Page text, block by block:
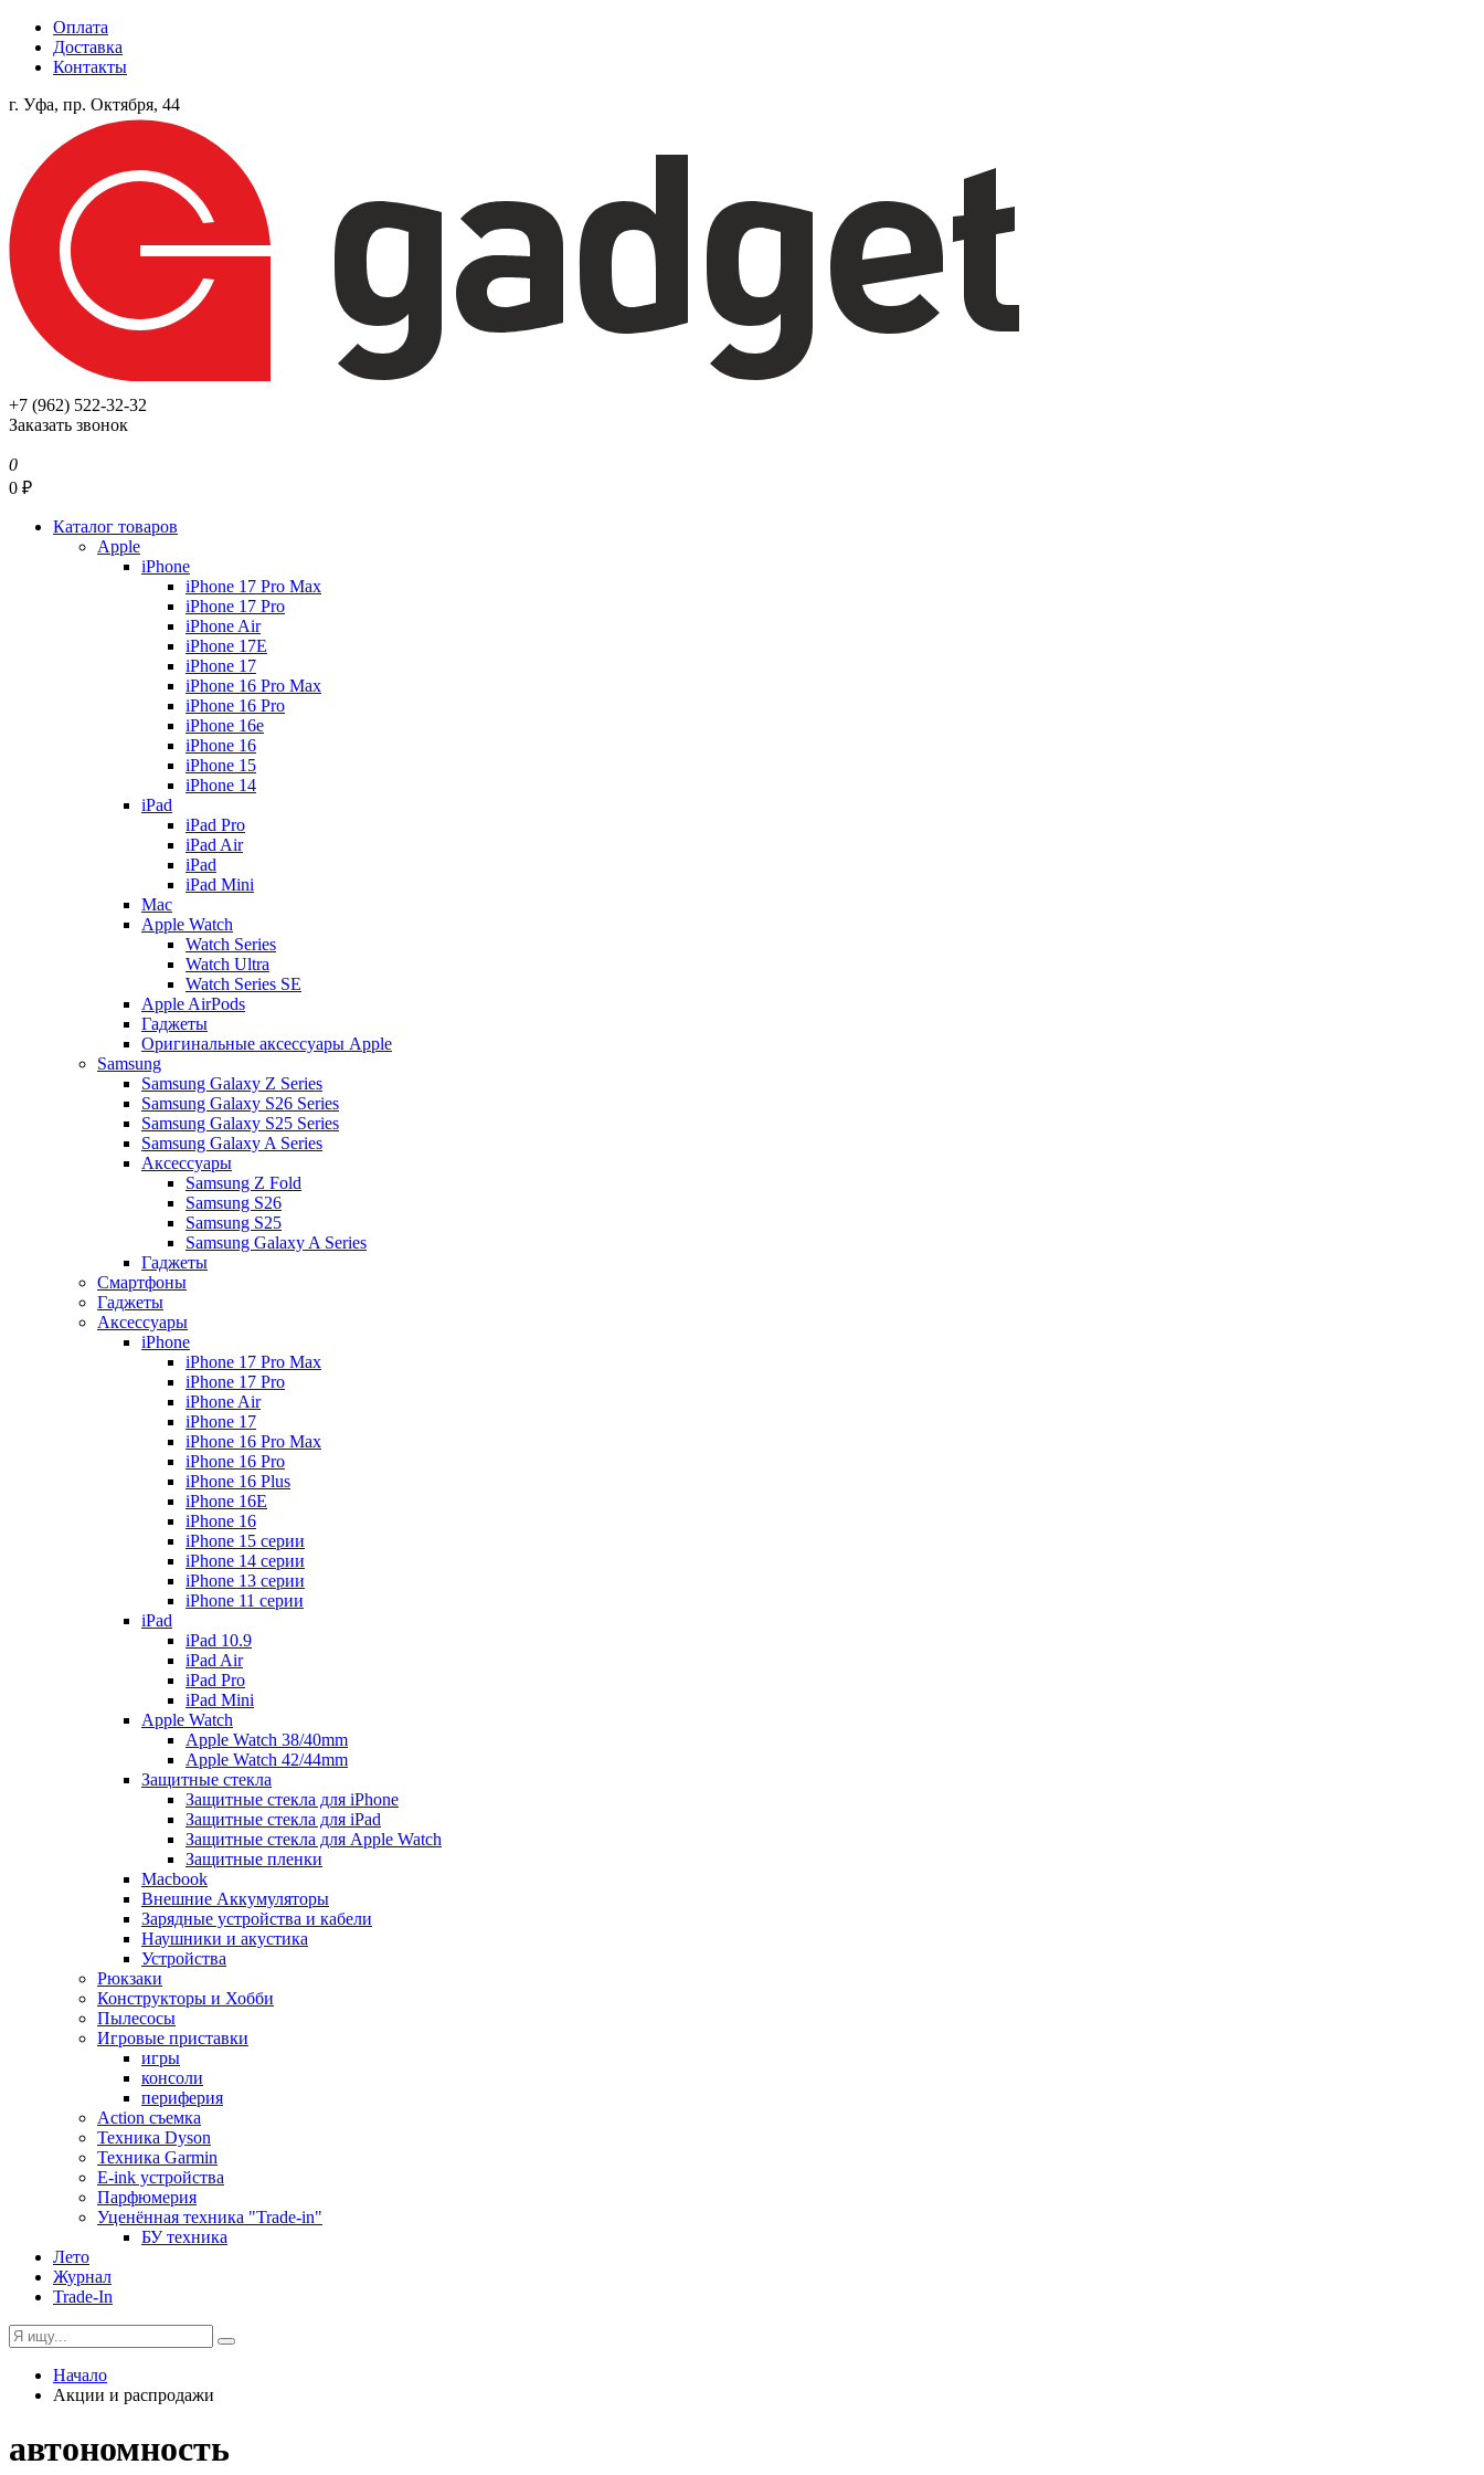
Оплата
Доставка
Контакты
г. Уфа, пр. Октября, 44
+7 (962) 522-32-32
Заказать звонок
0
0 ₽
Каталог товаров
Apple
iPhone
iPhone 17 Pro Max
iPhone 17 Pro
iPhone Air
iPhone 17E
iPhone 17
iPhone 16 Pro Max
iPhone 16 Pro
iPhone 16e
iPhone 16
iPhone 15
iPhone 14
iPad
iPad Pro
iPad Air
iPad
iPad Mini
Mac
Apple Watch
Watch Series
Watch Ultra
Watch Series SE
Apple AirPods
Гаджеты
Оригинальные аксессуары Apple
Samsung
Samsung Galaxy Z Series
Samsung Galaxy S26 Series
Samsung Galaxy S25 Series
Samsung Galaxy A Series
Аксессуары
Samsung Z Fold
Samsung S26
Samsung S25
Samsung Galaxy A Series
Гаджеты
Смартфоны
Гаджеты
Аксессуары
iPhone
iPhone 17 Pro Max
iPhone 17 Pro
iPhone Air
iPhone 17
iPhone 16 Pro Max
iPhone 16 Pro
iPhone 16 Plus
iPhone 16E
iPhone 16
iPhone 15 серии
iPhone 14 серии
iPhone 13 серии
iPhone 11 серии
iPad
iPad 10.9
iPad Air
iPad Pro
iPad Mini
Apple Watch
Apple Watch 38/40mm
Apple Watch 42/44mm
Защитные стекла
Защитные стекла для iPhone
Защитные стекла для iPad
Защитные стекла для Apple Watch
Защитные пленки
Macbook
Внешние Аккумуляторы
Зарядные устройства и кабели
Наушники и акустика
Устройства
Рюкзаки
Конструкторы и Хобби
Пылесосы
Игровые приставки
игры
консоли
периферия
Action съемка
Техника Dyson
Техника Garmin
E-ink устройства
Парфюмерия
Уценённая техника "Trade-in"
БУ техника
Лето
Журнал
Trade-In
Начало
Акции и распродажи
автономность